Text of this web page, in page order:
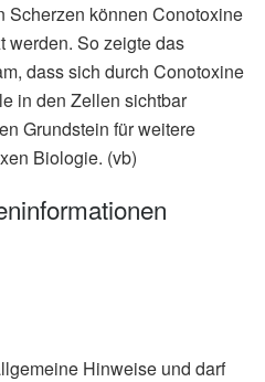
Scherzen können Conotoxine
werden. So zeigte das
dass sich durch Conotoxine
in den Zellen sichtbar
Grundstein für weitere
Biologie. (vb)
Hinweise und darf